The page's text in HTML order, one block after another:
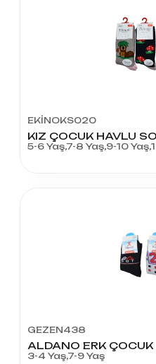
EKİNOKS020
KIZ ÇOCUK HAVLU
5-6 Yaş,7-8 Yaş,9-10
GEZEN438
ALDANO ERK
3-4 Yaş,7-9 Yaş